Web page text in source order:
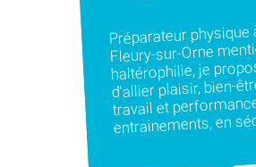
Préparateur physique
Fleury-sur-Orne
haltérophilie, je
d'allier plaisir, bien-
travail et
entrainements, en